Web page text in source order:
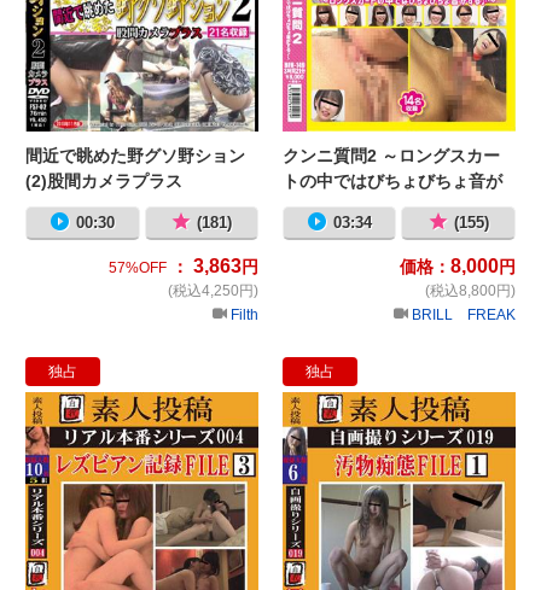
間近で眺めた野グソ野ション
(2)股間カメラプラス
00:30 (181)
57%OFF ： 3,863円
(税込4,250円)
Filth
クンニ質問2 ～ロングスカー
トの中ではびちょびちょ音が
する♪～
03:34 (155)
価格： 8,000円
(税込8,800円)
BRILL FREAK
独占
素人投稿 リアル本番シリーズ
独占
素